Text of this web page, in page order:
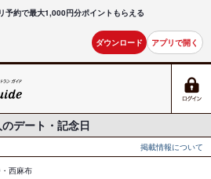
予約で最大1,000円分ポイントもらえる
ダウンロード アプリで開く
デート・記念日
掲載情報について
西麻布